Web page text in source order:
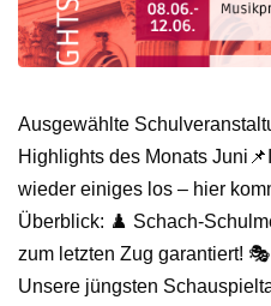
Ausgewählte
Highlights des Monats
wieder einiges los – hier
Überblick: ♟️ Schach-
zum letzten Zug garantiert!
Unsere jüngsten